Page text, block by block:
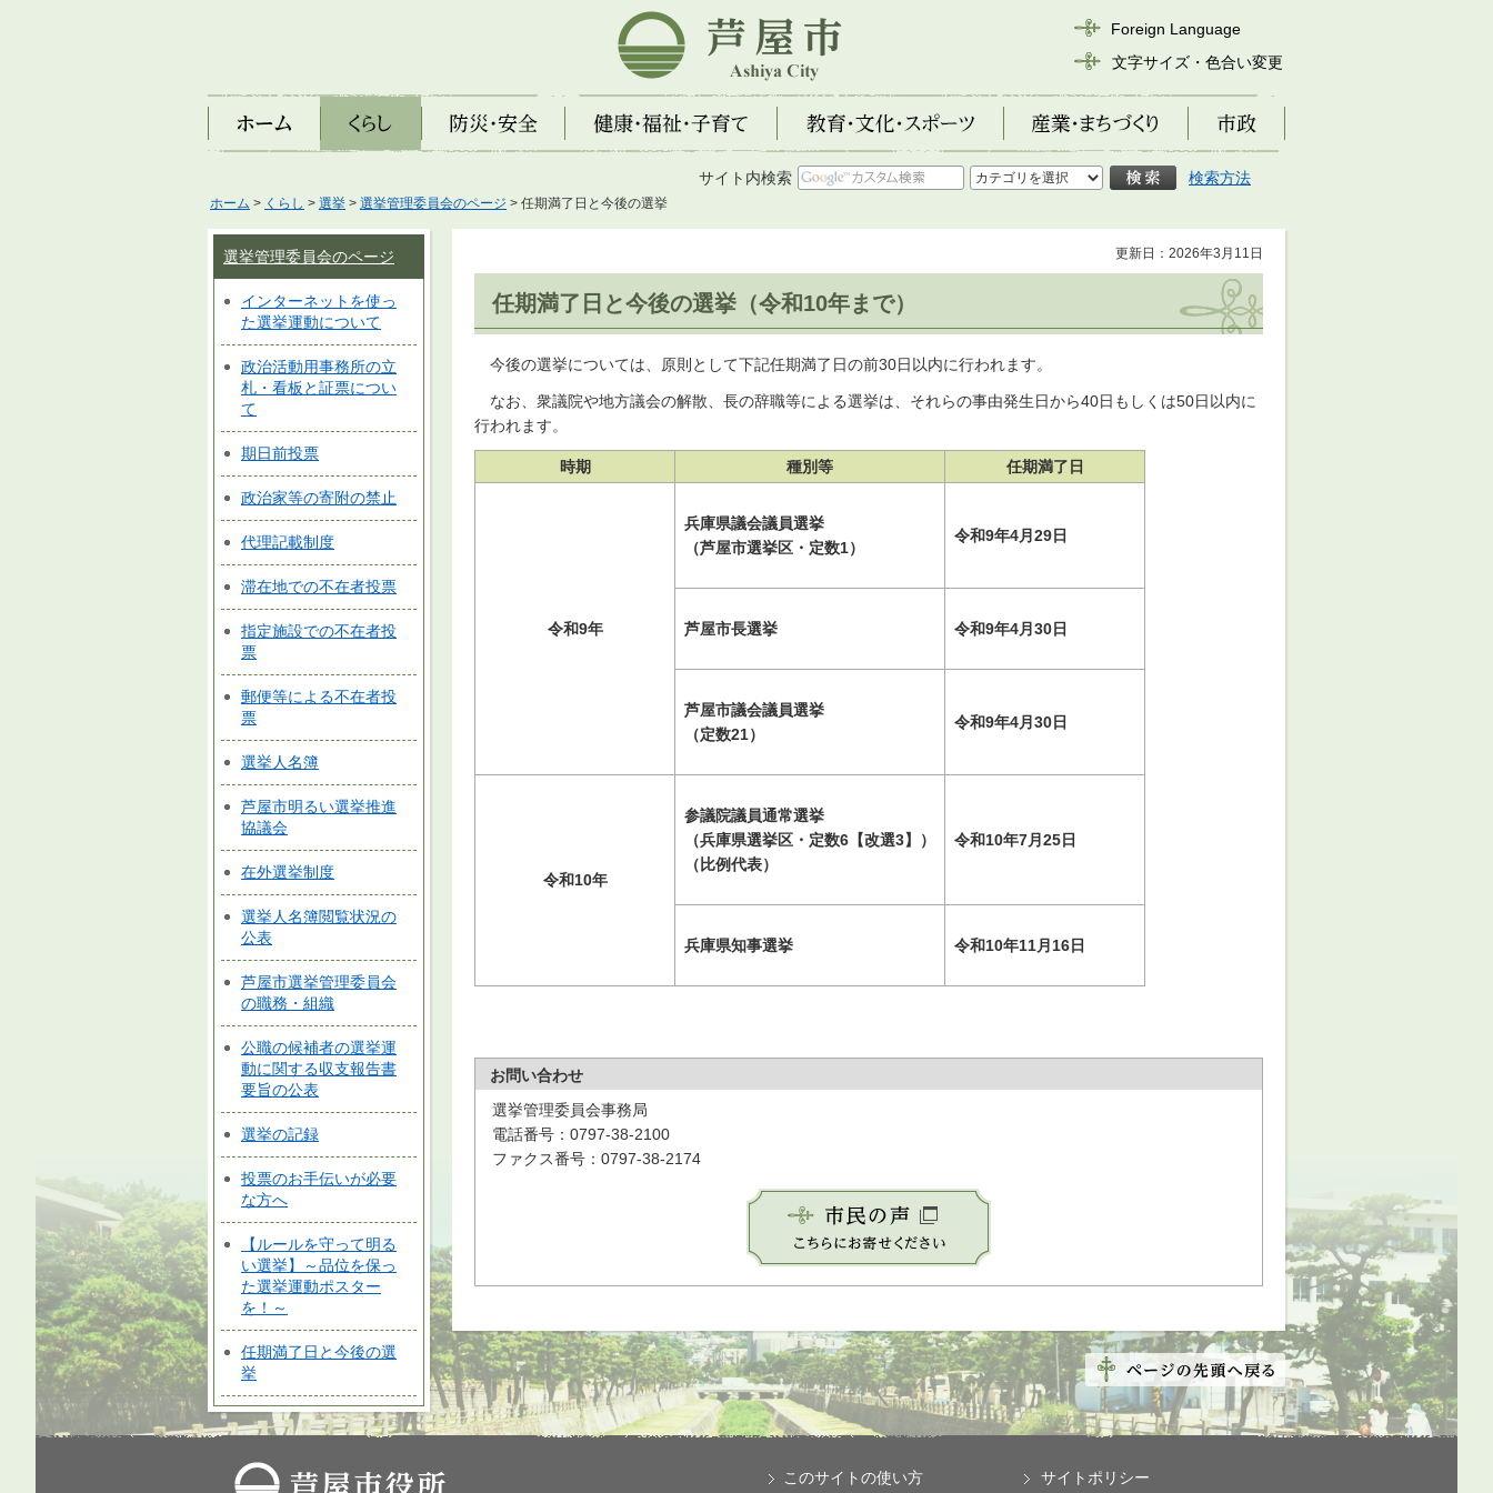
芦屋市
Foreign Language
文字サイズ・色合い変更
ホーム くらし 防災・安全 健康・福祉・子育て 教育・文化・スポーツ 産業・まちづくり 市政
サイト内検索 検索方法
ホーム > くらし > 選挙 > 選挙管理委員会のページ > 任期満了日と今後の選挙
選挙管理委員会のページ
インターネットを使っ
た選挙運動について
政治活動用事務所の立
札・看板と証票につい
て
期日前投票
政治家等の寄附の禁止
代理記載制度
滞在地での不在者投票
指定施設での不在者投
票
郵便等による不在者投
票
選挙人名簿
芦屋市明るい選挙推進
協議会
在外選挙制度
選挙人名簿閲覧状況の
公表
芦屋市選挙管理委員会
の職務・組織
公職の候補者の選挙運
動に関する収支報告書
要旨の公表
選挙の記録
投票のお手伝いが必要
な方へ
【ルールを守って明る
い選挙】～品位を保っ
た選挙運動ポスター
を！～
任期満了日と今後の選
挙
更新日：2026年3月11日
任期満了日と今後の選挙（令和10年まで）
今後の選挙については、原則として下記任期満了日の前30日以内に行われます。
なお、衆議院や地方議会の解散、長の辞職等による選挙は、それらの事由発生日から40日もしくは50日以内に
行われます。
時期 種別等 任期満了日
令和9年
兵庫県議会議員選挙
（芦屋市選挙区・定数1）
令和9年4月29日
芦屋市長選挙 令和9年4月30日
芦屋市議会議員選挙
（定数21）
令和9年4月30日
令和10年
参議院議員通常選挙
（兵庫県選挙区・定数6【改選3】）
（比例代表）
令和10年7月25日
兵庫県知事選挙 令和10年11月16日
お問い合わせ
選挙管理委員会事務局
電話番号：0797-38-2100
ファクス番号：0797-38-2174
芦屋市役所 このサイトの使い方 サイトポリシー